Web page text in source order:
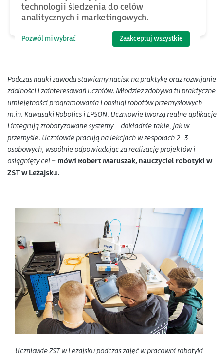
Podczas nauki zawodu stawiamy nacisk na praktykę oraz rozwijanie
zdolności i zainteresowań uczniów. Młodzież zdobywa tu praktyczne
umiejętności programowania i obsługi robotów przemysłowych
m.in. Kawasaki Robotics i EPSON. Uczniowie tworzą realne aplikacje
i integrują zrobotyzowane systemy – dokładnie takie, jak w
przemyśle. Uczniowie pracują na lekcjach w zespołach 2-3-
osobowych, wspólnie odpowiadając za realizację projektów i
osiągnięty cel– mówi Robert Maruszak, nauczyciel robotyki w
ZST w Leżajsku.
Uczniowie ZST w Leżajsku podczas zajęć w pracowni robotyki
technologii śledzenia do celów
analitycznych i marketingowych.
Pozwól mi wybrać Zaakceptuj wszystkie